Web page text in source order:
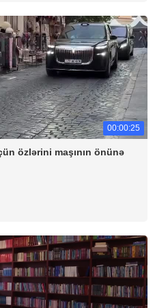
00:00:25
özlərini maşının önünə